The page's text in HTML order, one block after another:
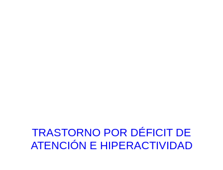
TRASTORNO POR DÉFICIT DE
ATENCIÓN E HIPERACTIVIDAD